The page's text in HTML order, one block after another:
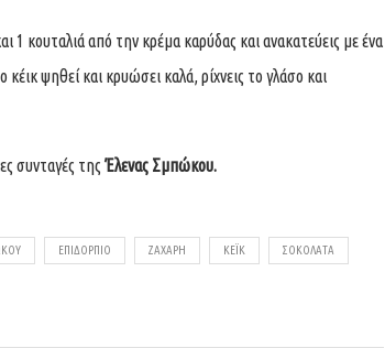
1 κουταλιά από την κρέμα καρύδας και ανακατεύεις με ένα
ψηθεί και κρυώσει καλά, ρίχνεις το γλάσο και
συνταγές της Έλενας Σμπώκου.
ΕΠΙΔΌΡΠΙΟ ΖΑΧΑΡΗ ΚΕΪΚ ΣΟΚΟΛΆΤΑ